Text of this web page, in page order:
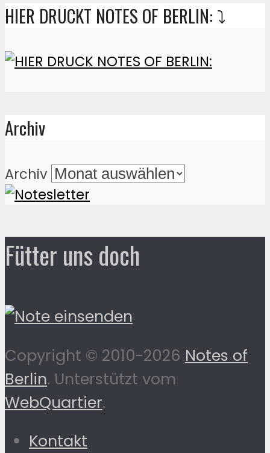
HIER DRUCKT NOTES OF BERLIN: ⤵️
Archiv
Archiv
Fütter uns doch
Copyright © 2010-2026 Notes of
Berlin. Unterstützt vom
WebQuartier.
Kontakt